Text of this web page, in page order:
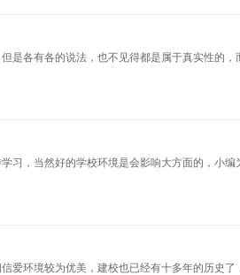
是各有各的说法，也不见得都是属于真实性的
习，当然好的学校环境是会影响大方面的，小
爱环境较为优美，建校也已经有十多年的历史